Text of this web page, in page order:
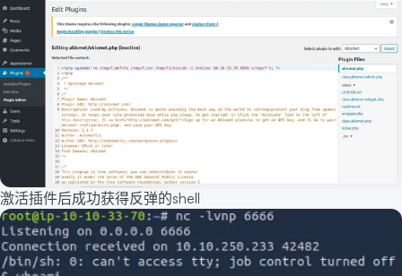
激活插件后成功获得反弹的shell